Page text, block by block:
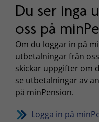
Du ser inga
oss på
Om du loggar in på
utbetalningar från
skickar uppgifter om
se utbetalningar av
på minPension.
Logga in på